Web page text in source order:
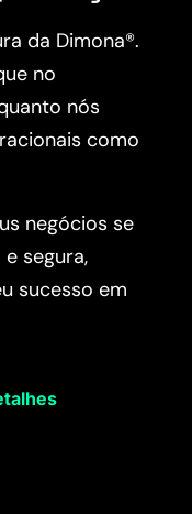
da Dimona®.
no
nós
como
negócios se
segura,
sucesso em